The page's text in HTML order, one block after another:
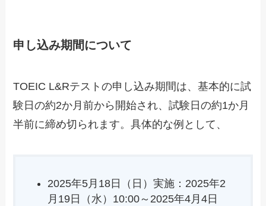
申し込み期間について
TOEIC L&Rテストの申し込み期間は、基本的に試
験日の約2か月前から開始され、試験日の約1か月
半前に締め切られます。具体的な例として、
2025年5月18日（日）実施：2025年2
月19日（水）10:00～2025年4月4日